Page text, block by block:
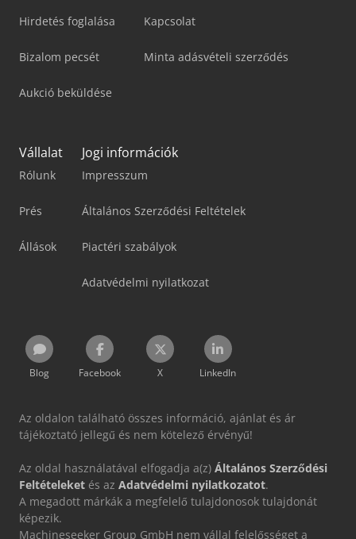
Hirdetés foglalása
Bizalom pecsét
Aukció beküldése
Kapcsolat
Minta adásvételi szerződés
Vállalat
Rólunk
Prés
Állások
Jogi információk
Impresszum
Általános Szerződési Feltételek
Piactéri szabályok
Adatvédelmi nyilatkozat
Blog Facebook X LinkedIn
Az oldalon található összes információ, ajánlat és ár
tájékoztató jellegű és nem kötelező érvényű!
Az oldal használatával elfogadja a(z) Általános Szerződési
Feltételeket és az Adatvédelmi nyilatkozatot.
A megadott márkák a megfelelő tulajdonosok tulajdonát
képezik.
Machineseeker Group GmbH nem vállal felelősséget a